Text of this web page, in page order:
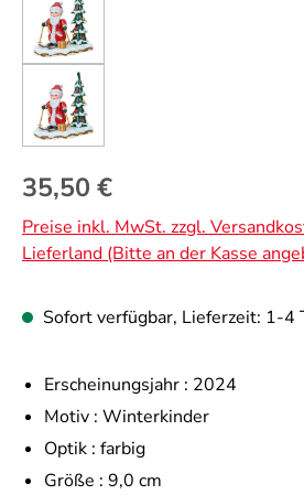
Regulärer Preis:
35,50 €
Preise inkl. MwSt. zzgl.
Lieferland (Bitte an der Kasse
Sofort verfügbar, Lieferzeit: 1-4
Erscheinungsjahr : 2024
Motiv : Winterkinder
Optik : farbig
Größe : 9,0 cm